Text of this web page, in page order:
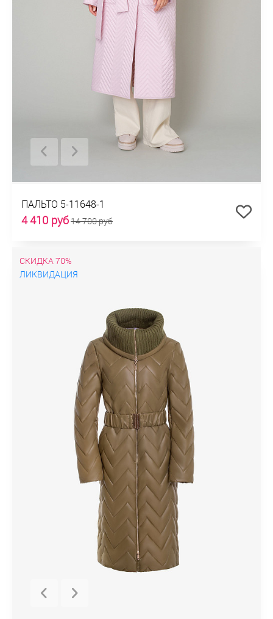
ПАЛЬТО 5-11648-1
4 410 руб14 700 руб
СКИДКА 70%
ЛИКВИДАЦИЯ